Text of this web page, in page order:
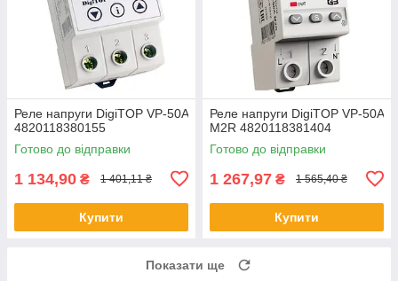
Реле напруги DigiTOP VP-50A
4820118380155
Готово до відправки
1 134,90 ₴ 1 401,11 ₴
Купити
Реле напруги DigiTOP VP-50A
M2R 4820118381404
Готово до відправки
1 267,97 ₴ 1 565,40 ₴
Купити
Показати ще